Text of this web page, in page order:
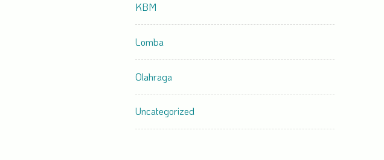
KBM
Lomba
Olahraga
Uncategorized